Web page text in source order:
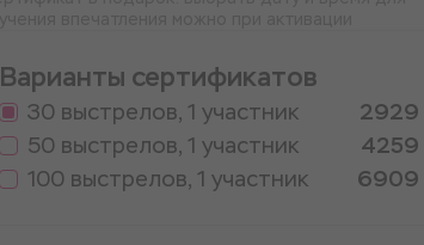
Варианты сертификатов
30 выстрелов, 1 участник
2929
50 выстрелов, 1 участник
4259
100 выстрелов, 1 участник
6909